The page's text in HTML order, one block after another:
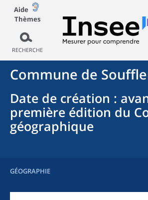
Aide
Thèmes
RECHERCHE
Commune de
Date de création :
première édition du
géographique
GÉOGRAPHIE